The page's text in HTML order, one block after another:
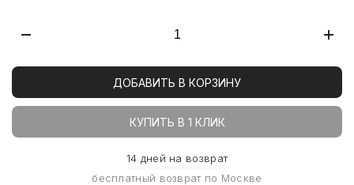
ДОБАВИТЬ В КОРЗИНУ
КУПИТЬ В 1 КЛИК
14 дней на возврат
бесплатный возврат по Москве